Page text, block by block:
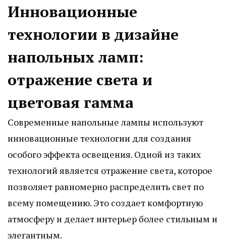
Инновационные
технологии в дизайне
напольных ламп:
отражение света и
цветовая гамма
Современные напольные лампы используют
инновационные технологии для создания
особого эффекта освещения. Одной из таких
технологий является отражение света, которое
позволяет равномерно распределить свет по
всему помещению. Это создает комфортную
атмосферу и делает интерьер более стильным и
элегантным.